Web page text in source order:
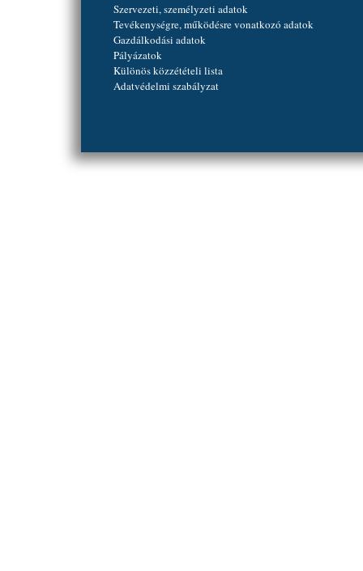
Szervezeti, személyzeti adatok
Tevékenységre, működésre vonatkozó adatok
Gazdálkodási adatok
Pályázatok
Különös közzétételi lista
Adatvédelmi szabályzat